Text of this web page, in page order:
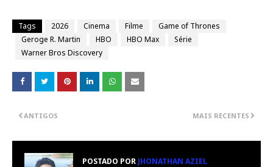
Tags 2026 Cinema Filme
Game of Thrones
Geroge R. Martin
HBO HBO Max
Série
Warner Bros Discovery
MAIS RECENTES
ANTIGOS
POSTADO POR JHONATHAN AZIEL